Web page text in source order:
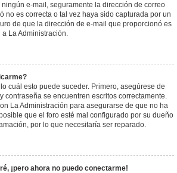
e-mail, seguramente la dirección de correo
no es correcta o tal vez haya sido capturada por un
de que la dirección de e-mail que proporcionó es
La Administración.
cuál esto puede suceder. Primero, asegúrese de
contraseña se encuentren escritos correctamente.
La Administración para asegurarse de que no ha
que el foro esté mal configurado por su dueño
por lo que necesitaría ser reparado.
¡pero ahora no puedo conectarme!